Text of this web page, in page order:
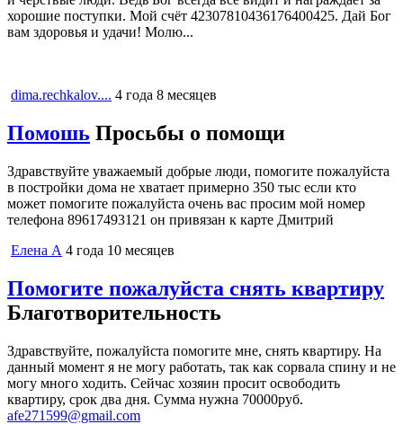
хорошие поступки. Мой счёт 42307810436176400425. Дай Бог
вам здоровья и удачи! Молю...
dima.rechkalov.... 4 года 8 месяцев
Помошь Просьбы о помощи
Здравствуйте уважаемый добрые люди, помогите пожалуйста
в постройки дома не хватает примерно 350 тыс если кто
может помогите пожалуйста очень вас просим мой номер
телефона 89617493121 он привязан к карте Дмитрий
Елена А 4 года 10 месяцев
Помогите пожалуйста снять квартиру
Благотворительность
Здравствуйте, пожалуйста помогите мне, снять квартиру. На
данный момент я не могу работать, так как сорвала спину и не
могу много ходить. Сейчас хозяин просит освободить
квартиру, срок два дня. Сумма нужна 70000руб.
afe271599@gmail.com